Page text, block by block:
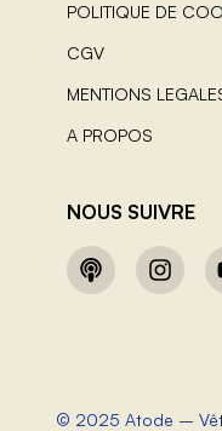
POLITIQUE DE
CGV
MENTIONS
A PROPOS
NOUS SUIVRE
© 2025 Atode –